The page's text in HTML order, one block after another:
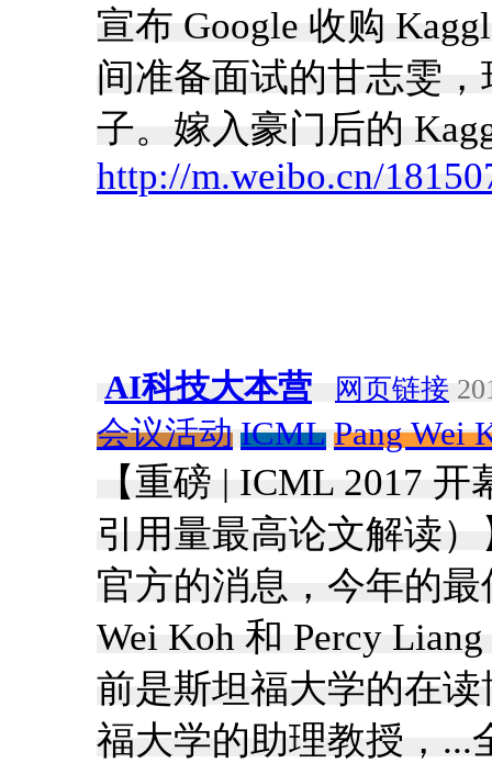
宣布 Google 收购
间准备面试的甘志雯
子。嫁入豪门后的
http://m.weibo.cn/
AI科技大本营 网页链接
会议活动 ICML Pang Wei
【重磅 | ICML 2017
引用量最高论文解读）
官方的消息，今年的最
Wei Koh 和 Percy
前是斯坦福大学的在
福大学的助理教授，...